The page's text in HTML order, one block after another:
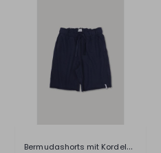
Bermudashorts mit Kordelzug